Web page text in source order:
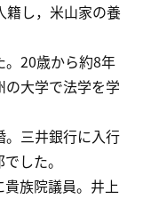
籍し，米山家の養
20歳から約8年
大学で法学を学
三井銀行に入行
した。
族院議員。井上